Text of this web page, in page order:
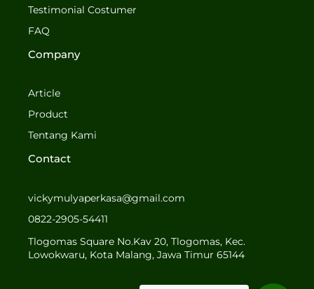
o
o
k
-
g
m
Testimonial Costumer
FAQ
Company
Article
Product
Tentang Kami
Contact
vickymulyaperkasa@gmail.com
0822-2905-54411
Tlogomas Square No.Kav 20, Tlogomas, Kec.
Lowokwaru, Kota Malang, Jawa Timur 65144